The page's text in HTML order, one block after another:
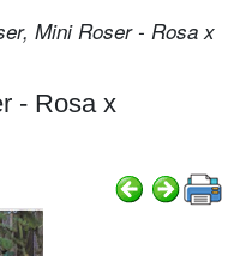
Mini Roser - Rosa x
- Rosa x